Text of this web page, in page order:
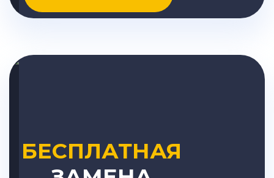
БЕСПЛАТНАЯ